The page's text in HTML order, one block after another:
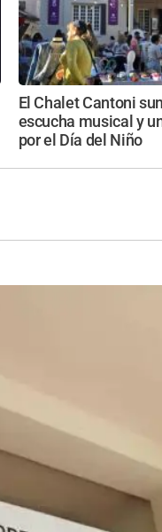
El Chalet Cantoni
escucha musical y
por el Día del Niño